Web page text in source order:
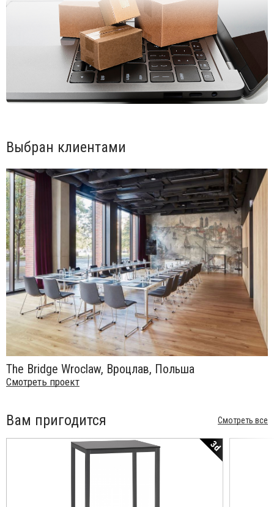
Выбран клиентами
The Bridge Wroclaw, Вроцлав, Польша
Смотреть проект
Вам пригодится Смотреть все
3d